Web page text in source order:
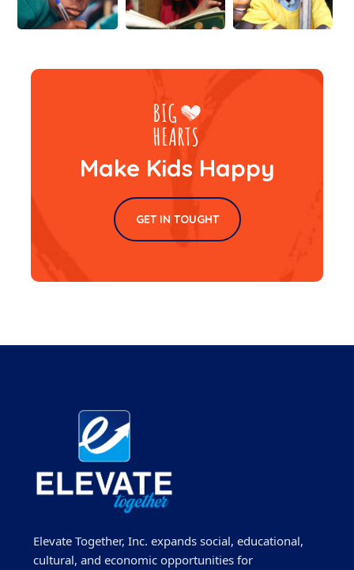
Make Kids Happy
GET IN TOUGHT
Elevate Together, Inc. expands social, educational,
cultural, and economic opportunities for